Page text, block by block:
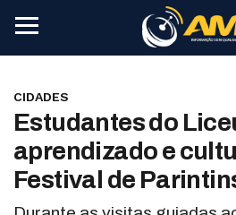
CIDADES
Estudantes do
aprendizado e
Festival de